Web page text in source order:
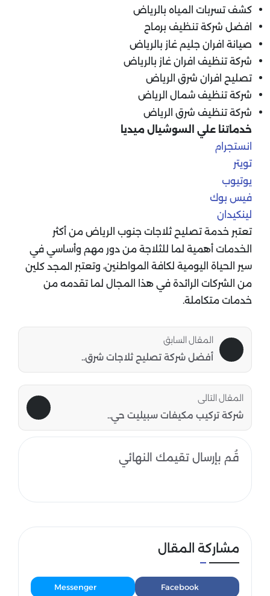
كشف تسربات المياه بالرياض
افضل شركة تنظيف برماح
صيانة افران جليم غاز بالرياض
شركة تنظيف افران غاز بالرياض
تصليح افران شرق الرياض
شركة تنظيف شمال الرياض
شركة تنظيف شرق الرياض
خدماتنا علي السوشيال ميديا
انستجرام
تويتر
يوتيوب
فيس بوك
لينكيدان
تعتبر خدمة تصليح ثلاجات جنوب الرياض من أكثر
الخدمات أهمية لما للثلاجة من دور مهم وأساسي في
سير الحياة اليومية لكافة المواطنين، وتعتبر
المجد كلين
من الشركات الرائدة في هذا المجال لما تقدمه من
خدمات متكاملة.
المقال السابق
أفضل شركة تصليح ثلاجات شرق..
المقال التالى
شركة تركيب مكيفات سبيليت حي..
قُم بإرسال تقيمك النهائي
مشاركة المقال
Facebook
Messenger